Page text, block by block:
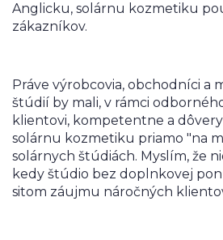
Anglicku, solárnu kozmetiku
zákazníkov.
Práve výrobcovia, obchodníci a
štúdií by mali, v rámci
klientovi, kompetentne a
solárnu kozmetiku priamo "na
solárnych štúdiách. Myslím, že
kedy štúdio bez doplnkovej
sitom záujmu náročných